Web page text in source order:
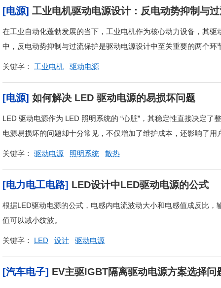
[电源] 工业电机驱动电源设计：反电动势抑制与
在工业自动化蓬勃发展的当下，工业电机作为核心动力设备，其
中，反电动势抑制与过流保护是驱动电源设计中至关重要的两个
关键字： 工业电机 驱动电源
[电源] 如何解决 LED 驱动电源的易损坏问题
LED 驱动电源作为 LED 照明系统的 “心脏”，其稳定性直接决定
电源易损坏的问题却十分常见，不仅增加了维护成本，还影响了
关键字： 驱动电源 照明系统 散热
[电力电工电路] LED设计中LED驱动电源的公式
根据LED驱动电源的公式，电感内电流波动大小和电感值成反比
值可以减小纹波。
关键字： LED 设计 驱动电源
[汽车电子] EV主驱IGBT隔离驱动电源方案选择问